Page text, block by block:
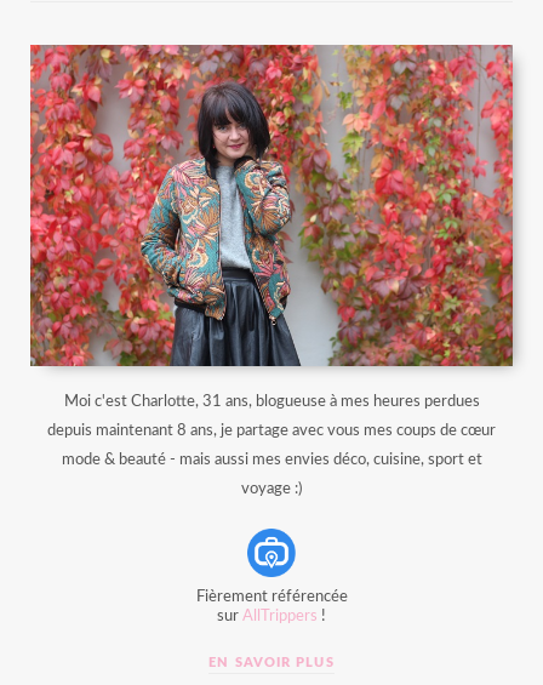
Moi c'est Charlotte, 31 ans, blogueuse à mes heures perdues
depuis maintenant 8 ans, je partage avec vous mes coups de cœur
mode & beauté - mais aussi mes envies déco, cuisine, sport et
voyage :)
Fièrement référencée
sur AllTrippers !
EN SAVOIR PLUS